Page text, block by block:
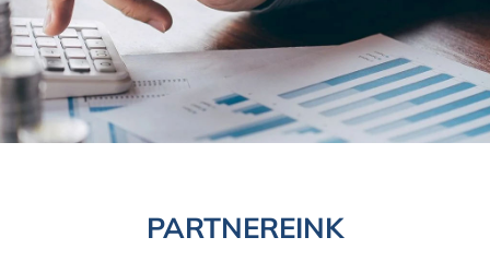
PARTNEREINK